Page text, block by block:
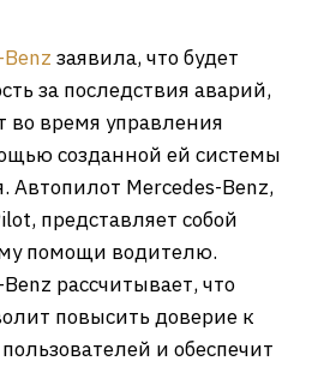
заявила, что будет
за последствия аварий,
во время управления
созданной ей системы
Автопилот Mercedes-Benz,
представляет собой
помощи водителю.
рассчитывает, что
повысить доверие к
и обеспечит